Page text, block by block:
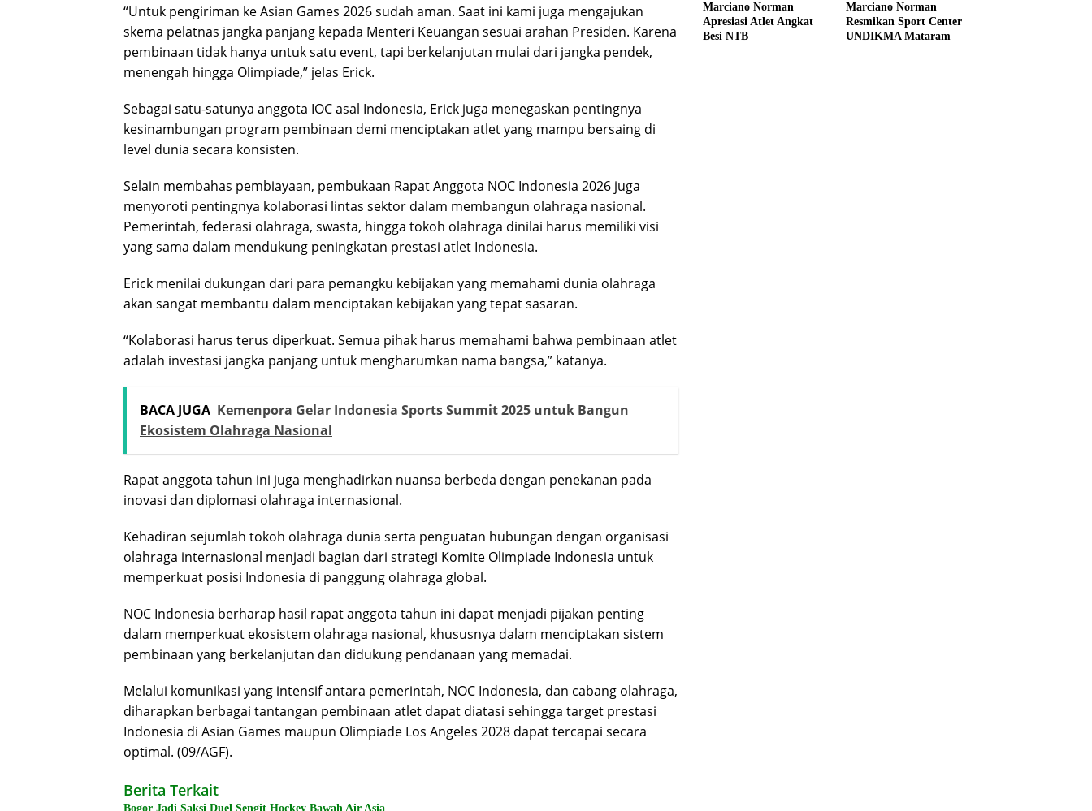
“Untuk pengiriman ke Asian Games 2026 sudah aman. Saat ini kami juga mengajukan
skema pelatnas jangka panjang kepada Menteri Keuangan sesuai arahan Presiden. Karena
pembinaan tidak hanya untuk satu event, tapi berkelanjutan mulai dari jangka pendek,
menengah hingga Olimpiade,” jelas Erick.
Sebagai satu-satunya anggota IOC asal Indonesia, Erick juga menegaskan pentingnya
kesinambungan program pembinaan demi menciptakan atlet yang mampu bersaing di
level dunia secara konsisten.
Selain membahas pembiayaan, pembukaan Rapat Anggota NOC Indonesia 2026 juga
menyoroti pentingnya kolaborasi lintas sektor dalam membangun olahraga nasional.
Pemerintah, federasi olahraga, swasta, hingga tokoh olahraga dinilai harus memiliki visi
yang sama dalam mendukung peningkatan prestasi atlet Indonesia.
Erick menilai dukungan dari para pemangku kebijakan yang memahami dunia olahraga
akan sangat membantu dalam menciptakan kebijakan yang tepat sasaran.
“Kolaborasi harus terus diperkuat. Semua pihak harus memahami bahwa pembinaan atlet
adalah investasi jangka panjang untuk mengharumkan nama bangsa,” katanya.
BACA JUGA Kemenpora Gelar Indonesia Sports Summit 2025 untuk Bangun
Ekosistem Olahraga Nasional
Rapat anggota tahun ini juga menghadirkan nuansa berbeda dengan penekanan pada
inovasi dan diplomasi olahraga internasional.
Kehadiran sejumlah tokoh olahraga dunia serta penguatan hubungan dengan organisasi
olahraga internasional menjadi bagian dari strategi Komite Olimpiade Indonesia untuk
memperkuat posisi Indonesia di panggung olahraga global.
NOC Indonesia berharap hasil rapat anggota tahun ini dapat menjadi pijakan penting
dalam memperkuat ekosistem olahraga nasional, khususnya dalam menciptakan sistem
pembinaan yang berkelanjutan dan didukung pendanaan yang memadai.
Melalui komunikasi yang intensif antara pemerintah, NOC Indonesia, dan cabang olahraga,
diharapkan berbagai tantangan pembinaan atlet dapat diatasi sehingga target prestasi
Indonesia di Asian Games maupun Olimpiade Los Angeles 2028 dapat tercapai secara
optimal. (09/AGF).
Berita Terkait
Bogor Jadi Saksi Duel Sengit Hockey Bawah Air Asia
Marciano Norman
Apresiasi Atlet Angkat
Besi NTB
Marciano Norman
Resmikan Sport Center
UNDIKMA Mataram